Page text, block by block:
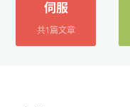
伺服
共1篇文章